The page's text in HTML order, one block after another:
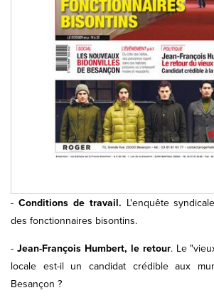
- Conditions de travail. L'enquête
des fonctionnaires bisontins.
- Jean-François Humbert, le retour. Le
locale est-il un candidat crédible aux
Besançon ?